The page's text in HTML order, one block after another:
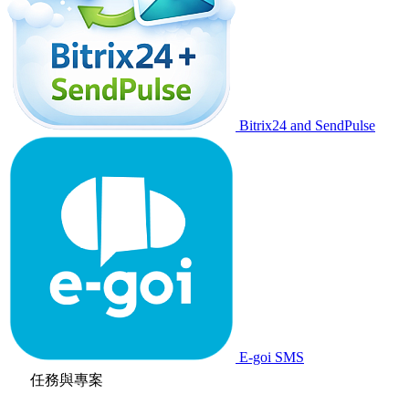
Bitrix24 and SendPulse
E-goi SMS
任務與專案